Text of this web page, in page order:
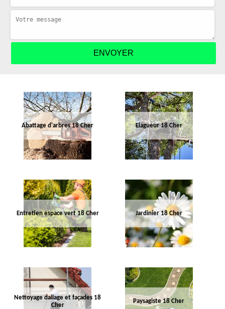
Abattage d'arbres 18 Cher Elagueur 18 Cher
Entretien espace vert 18 Cher Jardinier 18 Cher
Nettoyage dallage et façades 18
Cher
Paysagiste 18 Cher